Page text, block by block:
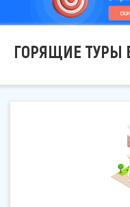
ГОРЯЩИЕ ТУРЫ